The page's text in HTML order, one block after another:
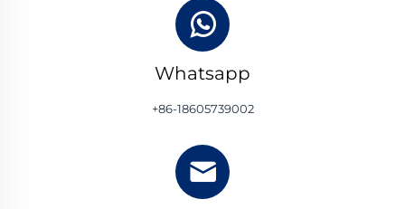
Whatsapp
+86-18605739002